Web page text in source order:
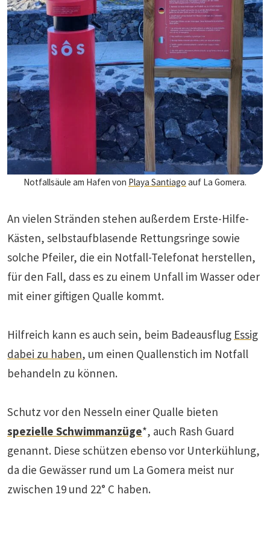
Notfallsäule am Hafen von Playa Santiago auf La Gomera.
An vielen Stränden stehen außerdem Erste-Hilfe-
Kästen, selbstaufblasende Rettungsringe sowie
solche Pfeiler, die ein Notfall-Telefonat herstellen,
für den Fall, dass es zu einem Unfall im Wasser oder
mit einer giftigen Qualle kommt.
Hilfreich kann es auch sein, beim Badeausflug Essig
dabei zu haben, um einen Quallenstich im Notfall
behandeln zu können.
Schutz vor den Nesseln einer Qualle bieten
spezielle Schwimmanzüge*, auch Rash Guard
genannt. Diese schützen ebenso vor Unterkühlung,
da die Gewässer rund um La Gomera meist nur
zwischen 19 und 22° C haben.